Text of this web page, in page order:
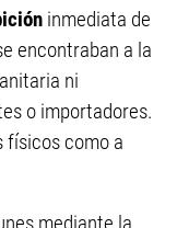
inmediata de
encontraban a la
ni
o importadores.
físicos como a